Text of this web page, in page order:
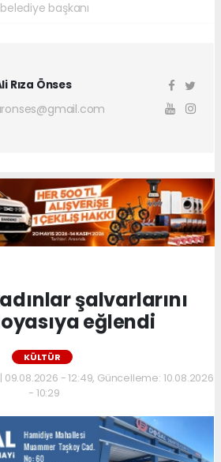
başkanı
Rıza Önses
şalvarlarını
eğlendi
KÜLTÜR
- 12:49, Güncelleme: 10.08.2026
- 10:29